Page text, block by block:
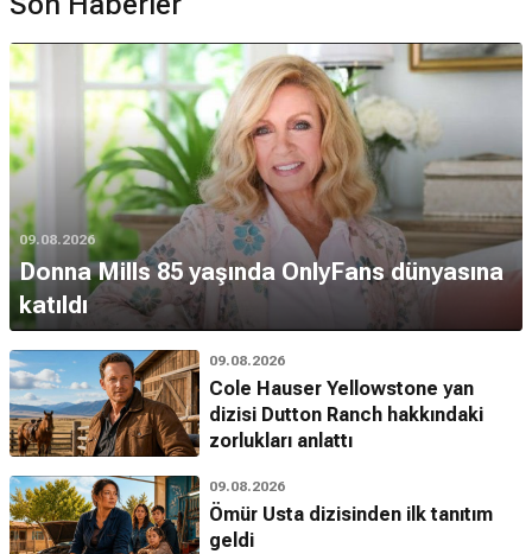
09.08.2026
Donna Mills 85 yaşında OnlyFans dünyasına
katıldı
09.08.2026
Cole Hauser Yellowstone yan
dizisi Dutton Ranch hakkındaki
zorlukları anlattı
09.08.2026
Ömür Usta dizisinden ilk tanıtım
geldi